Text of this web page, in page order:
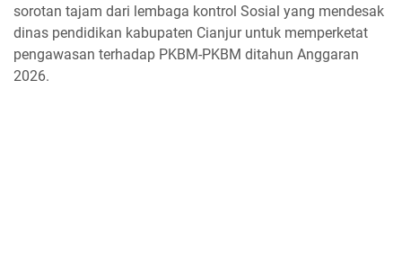
sorotan tajam dari lembaga kontrol Sosial yang mendesak
dinas pendidikan kabupaten Cianjur untuk memperketat
pengawasan terhadap PKBM-PKBM ditahun Anggaran
2026.